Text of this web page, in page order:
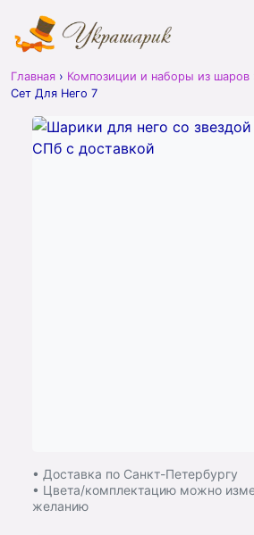
Главная › Композиции и наборы из шаров
Сет Для Него 7
• Доставка по Санкт-Петербургу
• Цвета/комплектацию можно
желанию